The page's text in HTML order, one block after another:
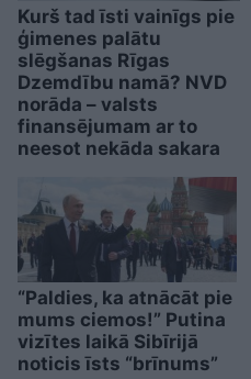
Kurš tad īsti vainīgs pie
ģimenes palātu
slēgšanas Rīgas
Dzemdību namā? NVD
norāda – valsts
finansējumam ar to
neesot nekāda sakara
“Paldies, ka atnācāt pie
mums ciemos!” Putina
vizītes laikā Sibīrijā
noticis īsts “brīnums”